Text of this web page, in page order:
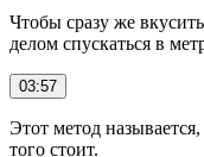
Чтобы сразу же
делом спускаться в
03:57
Этот метод
того стоит.